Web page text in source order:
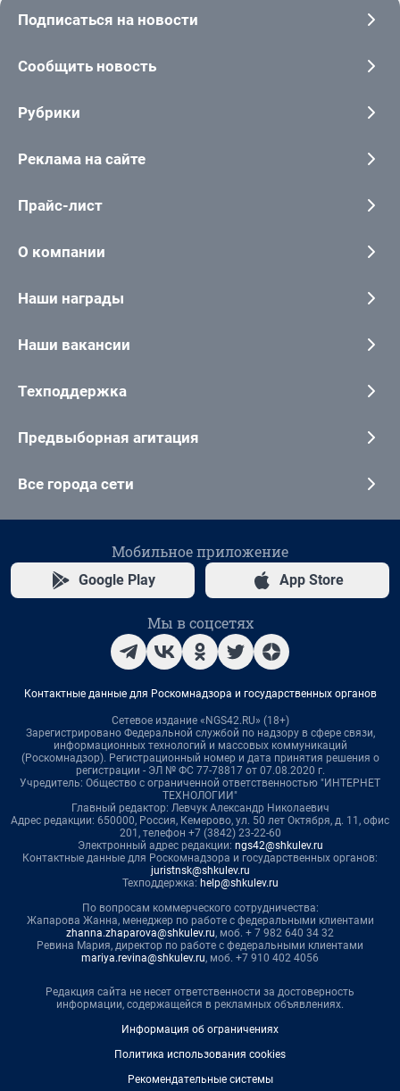
Подписаться на новости
Сообщить новость
Рубрики
Реклама на сайте
Прайс-лист
О компании
Наши награды
Наши вакансии
Техподдержка
Предвыборная агитация
Все города сети
Мобильное приложение
Google Play App Store
Мы в соцсетях
Контактные данные для Роскомнадзора и государственных органов
Сетевое издание «NGS42.RU» (18+)
Зарегистрировано Федеральной службой по надзору в сфере связи,
информационных технологий и массовых коммуникаций
(Роскомнадзор). Регистрационный номер и дата принятия решения о
регистрации - ЭЛ № ФС 77-78817 от 07.08.2020 г.
Учредитель: Общество с ограниченной ответственностью "ИНТЕРНЕТ
ТЕХНОЛОГИИ"
Главный редактор: Левчук Александр Николаевич
Адрес редакции: 650000, Россия, Кемерово, ул. 50 лет Октября, д. 11, офис
201, телефон +7 (3842) 23-22-60
Электронный адрес редакции: ngs42@shkulev.ru
Контактные данные для Роскомнадзора и государственных органов:
juristnsk@shkulev.ru
Техподдержка: help@shkulev.ru
По вопросам коммерческого сотрудничества:
Жапарова Жанна, менеджер по работе с федеральными клиентами
zhanna.zhaparova@shkulev.ru, моб. + 7 982 640 34 32
Ревина Мария, директор по работе с федеральными клиентами
mariya.revina@shkulev.ru, моб. +7 910 402 4056
Редакция сайта не несет ответственности за достоверность
информации, содержащейся в рекламных объявлениях.
Информация об ограничениях
Политика использования cookies
Рекомендательные системы